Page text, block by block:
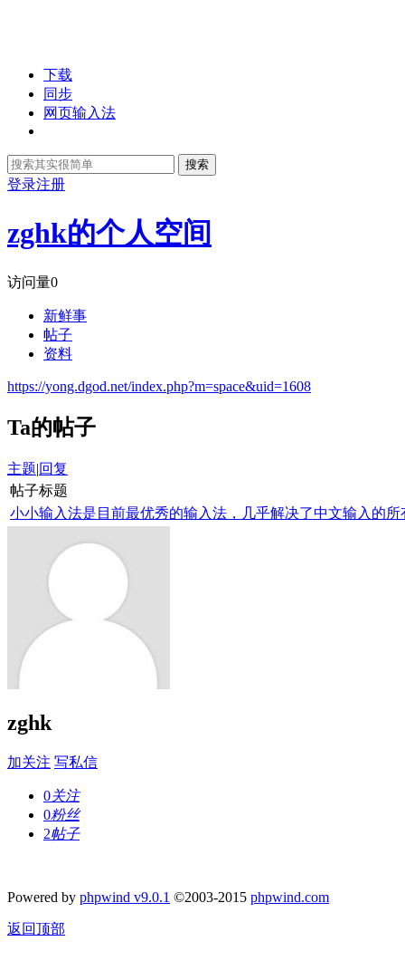
下载
同步
网页输入法
搜索
登录注册
zghk的个人空间
访问量0
新鲜事
帖子
资料
https://yong.dgod.net/index.php?m=space&uid=1608
Ta的帖子
主题|回复
帖子标题
小小输入法是目前最优秀的输入法，几乎解决了中文输入的所
zghk
加关注 写私信
0关注
0粉丝
2帖子
Powered by phpwind v9.0.1 ©2003-2015 phpwind.com
返回顶部